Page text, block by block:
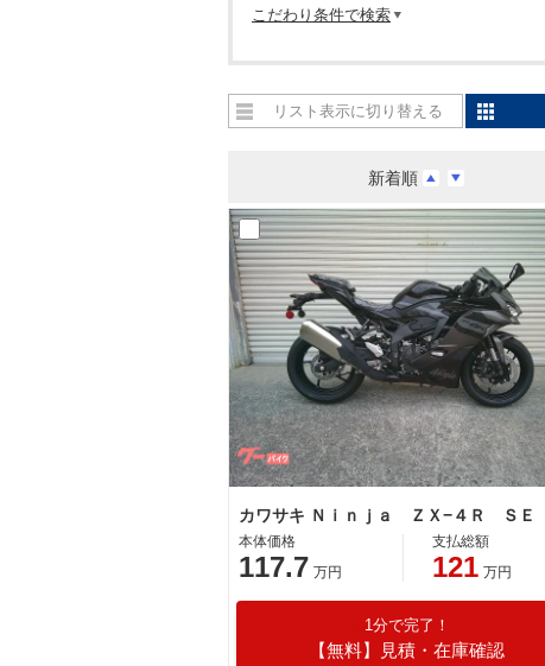
こだわり条件で検索
新着順
リスト表示に切り替える
カワサキ Ｎｉｎｊａ ＺＸ−４Ｒ ＳＥ
本体価格
117.7 万円
支払総額
121 万円
1分で完了！
【無料】見積・在庫確認